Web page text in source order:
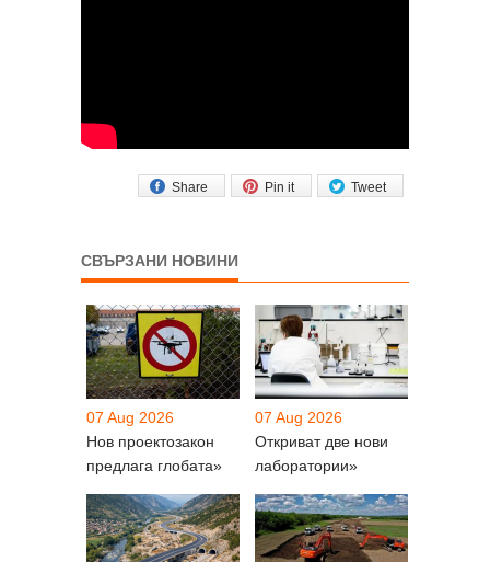
Tweet
Pin it
Share
СВЪРЗАНИ НОВИНИ
07 Aug 2026
Нов проектозакон
предлага глобата»
07 Aug 2026
Откриват две нови
лаборатории»